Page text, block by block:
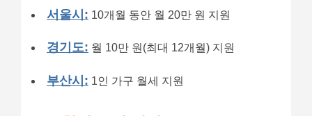
서울시: 10개월 동안 월 20만 원 지원
경기도: 월 10만 원(최대 12개월) 지원
부산시: 1인 가구 월세 지원